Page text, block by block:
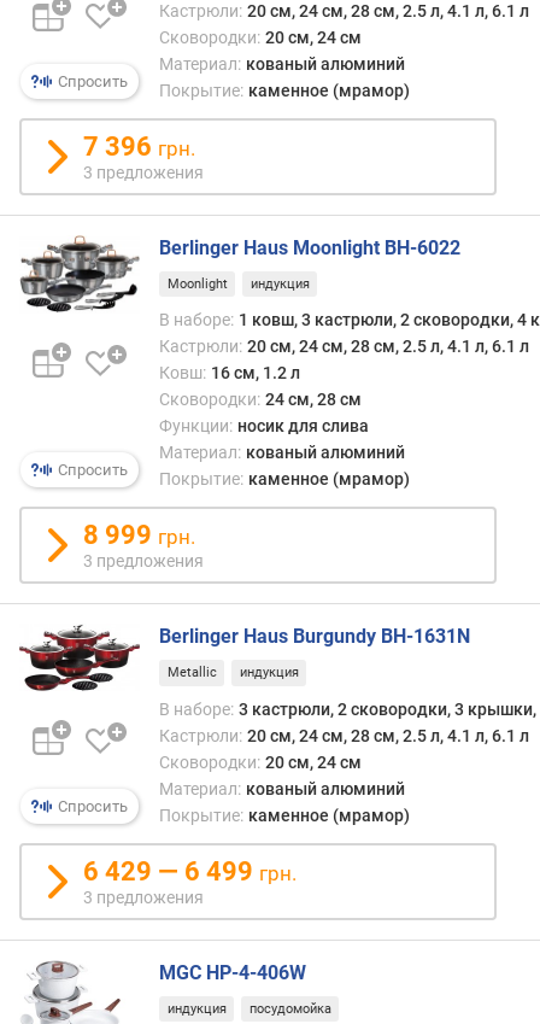
т
н
о
к
(
м
м
а
н
и
п
а
р
н
о
е
п
о
к
р
т
и
м
н
р
а
з
м
Спросить
Кастрюли: 20 см, 24 см, 28 см, 2.5 л, 4.1 л, 6.1 л
Сковородки: 20 см, 24 см
Материал: кованый алюминий
Покрытие: каменное (мрамор)
7 396 грн.
3 предложения
Спросить
Berlinger Haus Moonlight BH-6022
Moonlight индукция
В наборе: 1 ковш, 3 кастрюли, 2 сковородки,
Кастрюли: 20 см, 24 см, 28 см, 2.5 л, 4.1 л, 6.1 л
Ковш: 16 см, 1.2 л
Сковородки: 24 см, 28 см
Функции: носик для слива
Материал: кованый алюминий
Покрытие: каменное (мрамор)
8 999 грн.
3 предложения
Спросить
Berlinger Haus Burgundy BH-1631N
Metallic индукция
В наборе: 3 кастрюли, 2 сковородки, 3
Кастрюли: 20 см, 24 см, 28 см, 2.5 л, 4.1 л, 6.1 л
Сковородки: 20 см, 24 см
Материал: кованый алюминий
Покрытие: каменное (мрамор)
6 429 — 6 499 грн.
3 предложения
MGC HP-4-406W
индукция посудомойка